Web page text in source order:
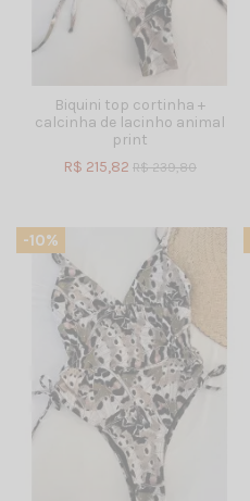
Biquini top cortinha +
calcinha de lacinho animal
print
R$ 215,82 R$ 239,80
-10%